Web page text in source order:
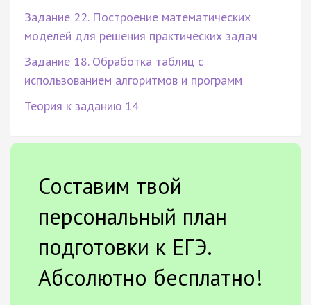
Задание 22. Построение математических
моделей для решения практических задач
Задание 18. Обработка таблиц с
использованием алгоритмов и программ
Теория к заданию 14
Составим твой
персональный план
подготовки к ЕГЭ.
Абсолютно бесплатно!